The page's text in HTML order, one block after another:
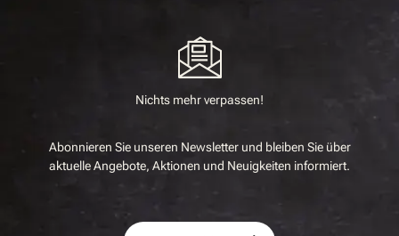
Nichts mehr verpassen!
Abonnieren Sie unseren Newsletter und bleiben Sie über
aktuelle Angebote, Aktionen und Neuigkeiten informiert.